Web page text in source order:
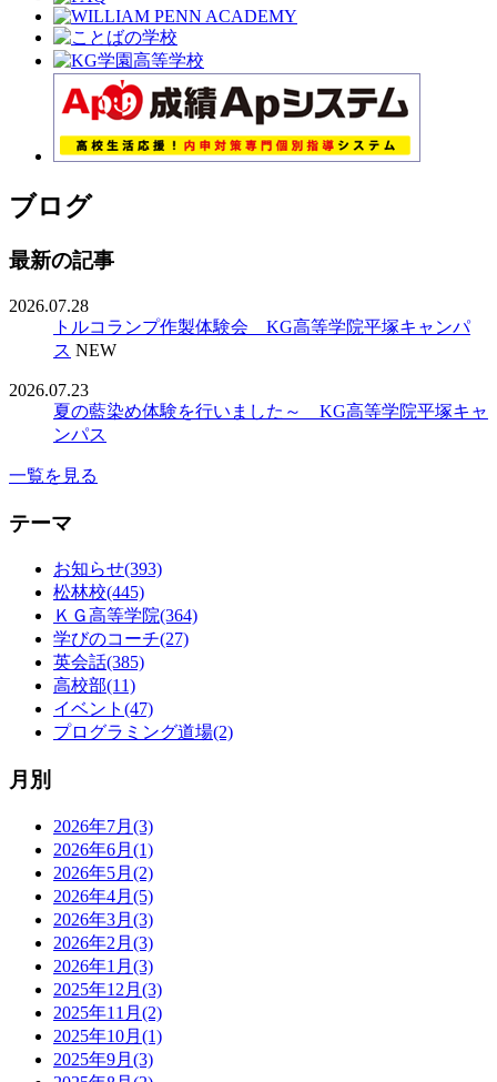
ブログ
最新の記事
2026.07.28
トルコランプ作製体験会 KG高等学院平塚キャンパ
ス NEW
2026.07.23
夏の藍染め体験を行いました～ KG高等学院平塚キャ
ンパス
一覧を見る
テーマ
お知らせ(393)
松林校(445)
ＫＧ高等学院(364)
学びのコーチ(27)
英会話(385)
高校部(11)
イベント(47)
プログラミング道場(2)
月別
2026年7月(3)
2026年6月(1)
2026年5月(2)
2026年4月(5)
2026年3月(3)
2026年2月(3)
2026年1月(3)
2025年12月(3)
2025年11月(2)
2025年10月(1)
2025年9月(3)